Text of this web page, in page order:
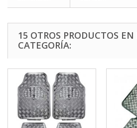
15 OTROS PRODUCTOS
CATEGORÍA: